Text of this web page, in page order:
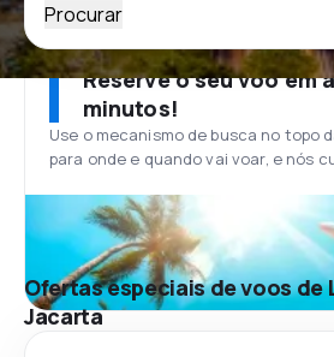
Procurar
Reserve o seu voo em
minutos!
Use o mecanismo de busca no topo
para onde e quando vai voar, e nós
Ofertas especiais de voos de
Jacarta